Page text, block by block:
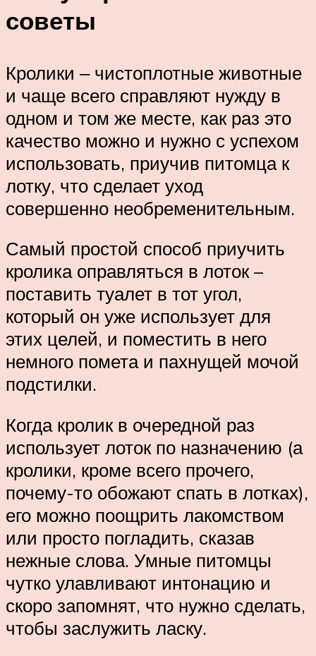
советы
Кролики ‒ чистоплотные животные
и чаще всего справляют нужду в
одном и том же месте, как раз это
качество можно и нужно с успехом
использовать, приучив питомца к
лотку, что сделает уход
совершенно необременительным.
Самый простой способ приучить
кролика оправляться в лоток –
поставить туалет в тот угол,
который он уже использует для
этих целей, и поместить в него
немного помета и пахнущей мочой
подстилки.
Когда кролик в очередной раз
использует лоток по назначению (а
кролики, кроме всего прочего,
почему-то обожают спать в лотках),
его можно поощрить лакомством
или просто погладить, сказав
нежные слова. Умные питомцы
чутко улавливают интонацию и
скоро запомнят, что нужно сделать,
чтобы заслужить ласку.